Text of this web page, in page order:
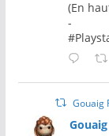
(En
-
Gouaig
Gouaig